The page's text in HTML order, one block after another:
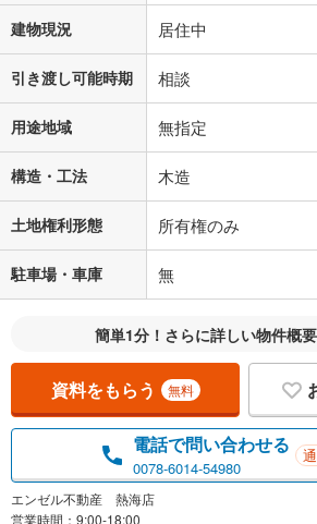
適用した場合の計算結果を表示しています。
その他月額費用や、初期費用がかかります。ご
す。
条件によってお借り入れができないことがあり
不動産会社に購入相談を
閉じる
建物現況 居住中
引き渡し可能時期 相談
用途地域 無指定
構造・工法 木造
土地権利形態 所有権のみ
駐車場・車庫 無
簡単1分！さらに詳しい物件概
資料をもらう 無料
電話で問い合わせる
0078-6014-54980
エンゼル不動産 熱海店
営業時間：9:00-18:00